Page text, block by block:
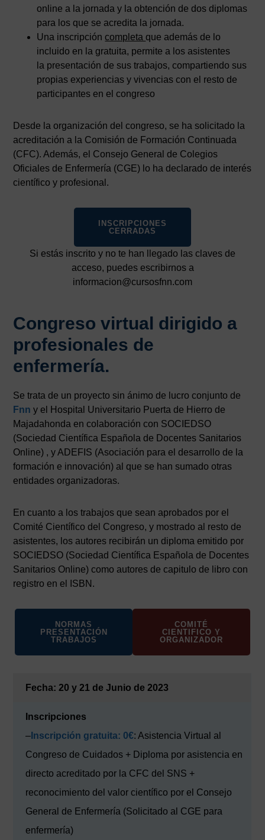
online a la jornada y la obtención de dos diplomas
para los que se acredita la jornada.
Una inscripción completaque además de lo
incluido en la gratuita, permite a los asistentes
la presentación de sus trabajos, compartiendo sus
propias experiencias y vivencias con el resto de
participantes en el congreso
Desde la organización del congreso, se ha solicitado la
acreditación a la Comisión de Formación Continuada
(CFC). Además, el Consejo General de Colegios
Oficiales de Enfermería (CGE) lo ha declarado de interés
científico y profesional.
INSCRIPCIONES
CERRADAS
Si estás inscrito y no te han llegado las claves de
acceso, puedes escribirnos a
informacion@cursosfnn.com
Congreso virtual dirigido a
profesionales de
enfermería.
Se trata de un proyecto sin ánimo de lucro conjunto de
Fnny el Hospital Universitario Puerta de Hierro de
Majadahonda en colaboración con SOCIEDSO
(Sociedad Científica Española de Docentes Sanitarios
Online) , y ADEFIS (Asociación para el desarrollo de la
formación e innovación) al que se han sumado otras
entidades organizadoras.
En cuanto a los trabajos que sean aprobados por el
Comité Científico del Congreso, y mostrado al resto de
asistentes, los autores recibirán un diploma emitido por
SOCIEDSO (Sociedad Científica Española de Docentes
Sanitarios Online) como autores de capitulo de libro con
registro en el ISBN.
NORMAS
PRESENTACIÓN
TRABAJOS
COMITÉ
CIENTIFICO Y
ORGANIZADOR
Fecha: 20 y 21 de Junio de 2023
Inscripciones
– Inscripción gratuita: 0€: Asistencia Virtual al
Congreso de Cuidados + Diploma por asistencia en
directo acreditado por la CFC del SNS +
reconocimiento del valor científico por el Consejo
General de Enfermería (Solicitado al CGE para
enfermería)